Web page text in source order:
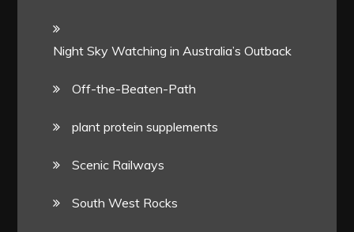
Night Sky Watching in Australia’s Outback
Off-the-Beaten-Path
plant protein supplements
Scenic Railways
South West Rocks